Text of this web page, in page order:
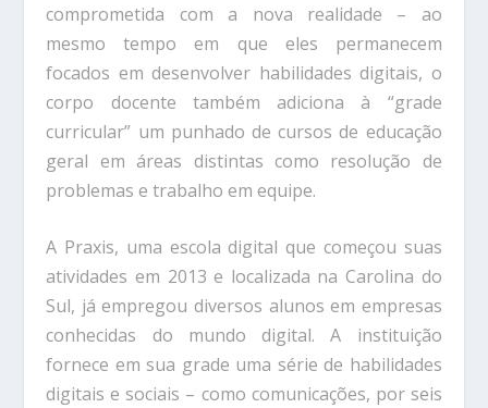
comprometida com a nova realidade – ao
mesmo tempo em que eles permanecem
focados em desenvolver habilidades digitais, o
corpo docente também adiciona à “grade
curricular” um punhado de cursos de educação
geral em áreas distintas como resolução de
problemas e trabalho em equipe.
A Praxis, uma escola digital que começou suas
atividades em 2013 e localizada na Carolina do
Sul, já empregou diversos alunos em empresas
conhecidas do mundo digital. A instituição
fornece em sua grade uma série de habilidades
digitais e sociais – como comunicações, por seis